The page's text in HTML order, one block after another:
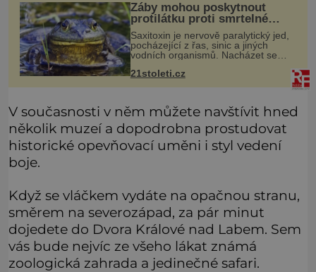
Žáby mohou poskytnout
protilátku proti smrtelné
otravě měkkýši
Saxitoxin je nervově paralytický jed,
pocházející z řas, sinic a jiných
vodních organismů. Nacházet se
mlžích, jako jsou ústřice nebo slávky.
21stoleti.cz
V současnosti v něm můžete navštívit hned
několik muzeí a dopodrobna prostudovat
historické opevňovací uměni i styl vedení
boje.
Když se vláčkem vydáte na opačnou stranu,
směrem na severozápad, za pár minut
dojedete do Dvora Králové nad Labem. Sem
vás bude nejvíc ze všeho lákat známá
zoologická zahrada a jedinečné safari.